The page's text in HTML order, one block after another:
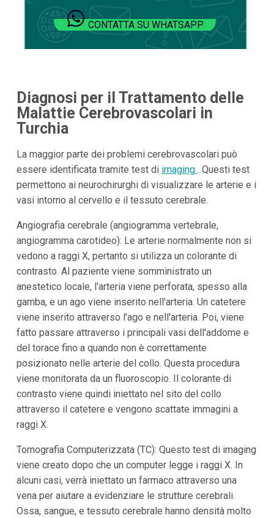
CONTATTA SU WHATSAPP
Diagnosi per il Trattamento delle
Malattie Cerebrovascolari in
Turchia
La maggior parte dei problemi cerebrovascolari può
essere identificata tramite test di imaging . Questi test
permettono ai neurochirurghi di visualizzare le arterie e i
vasi intorno al cervello e il tessuto cerebrale.
Angiografia cerebrale (angiogramma vertebrale,
angiogramma carotideo): Le arterie normalmente non si
vedono a raggi X, pertanto si utilizza un colorante di
contrasto. Al paziente viene somministrato un
anestetico locale, l'arteria viene perforata, spesso alla
gamba, e un ago viene inserito nell'arteria. Un catetere
viene inserito attraverso l'ago e nell'arteria. Poi, viene
fatto passare attraverso i principali vasi dell'addome e
del torace fino a quando non è correttamente
posizionato nelle arterie del collo. Questa procedura
viene monitorata da un fluoroscopio. Il colorante di
contrasto viene quindi iniettato nel sito del collo
attraverso il catetere e vengono scattate immagini a
raggi X.
Tomografia Computerizzata (TC): Questo test di imaging
viene creato dopo che un computer legge i raggi X. In
alcuni casi, verrà iniettato un farmaco attraverso una
vena per aiutare a evidenziare le strutture cerebrali.
Ossa, sangue, e tessuto cerebrale hanno densità molto